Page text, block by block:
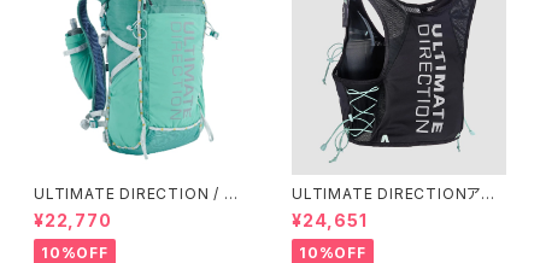
ULTIMATE DIRECTION / ア
ルティメット ディレクション Fas
tpackher 20 Women'S / Em
erald 2.0
¥22,770
10%OFF
ULTIMATE DIRECTIONアル
ディメット ディレクション/ XOD
US VESTA（エクソドス ベスタ）
ウィメンズ / ONYX
¥24,651
10%OFF